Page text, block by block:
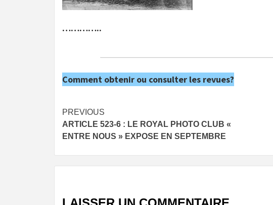
…………..
Comment obtenir ou consulter les revues?
Post
navigation
PREVIOUS
ARTICLE 523-6 : LE ROYAL PHOTO CLUB «
ENTRE NOUS » EXPOSE EN SEPTEMBRE